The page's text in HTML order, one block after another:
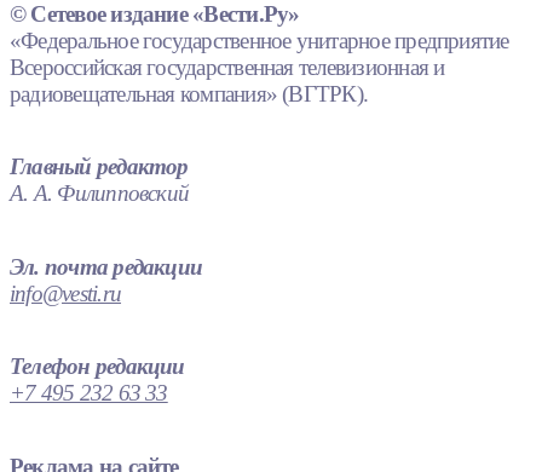
© Сетевое издание «Вести.Ру»
«Федеральное государственное унитарное предприятие
Всероссийская государственная телевизионная и
радиовещательная компания» (ВГТРК).
Главный редактор
А. А. Филипповский
Эл. почта редакции
info@vesti.ru
Телефон редакции
+7 495 232 63 33
Реклама на сайте